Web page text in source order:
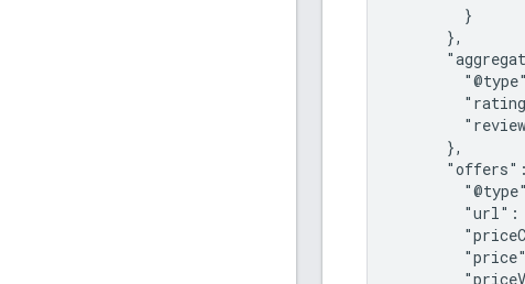
        }
      },
      },
"url":